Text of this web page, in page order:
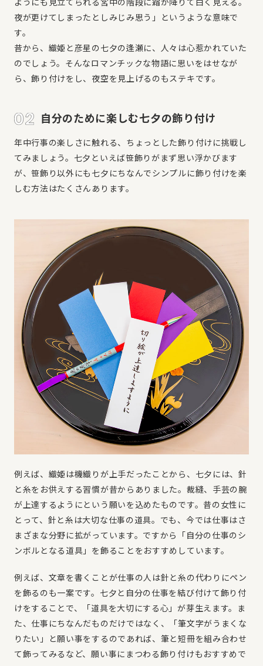
夜が更けてしまったとしみじみ思う」というような意味で
す。
昔から、織姫と彦星の七夕の逢瀬に、人々は心惹かれていた
のでしょう。そんなロマンチックな物語に思いをはせなが
ら、飾り付けをし、夜空を見上げるのもステキです。
自分のために楽しむ七夕の飾り付け
年中行事の楽しさに触れる、ちょっとした飾り付けに挑戦し
てみましょう。七夕といえば笹飾りがまず思い浮かびます
が、笹飾り以外にも七夕にちなんでシンプルに飾り付けを楽
しむ方法はたくさんあります。
例えば、織姫は機織りが上手だったことから、七夕には、針
と糸をお供えする習慣が昔からありました。裁縫、手芸の腕
が上達するようにという願いを込めたものです。昔の女性に
とって、針と糸は大切な仕事の道具。でも、今では仕事はさ
まざまな分野に拡がっています。ですから「自分の仕事のシ
ンボルとなる道具」を飾ることをおすすめしています。
例えば、文章を書くことが仕事の人は針と糸の代わりにペン
を飾るのも一案です。七夕と自分の仕事を結び付けて飾り付
けをすることで、「道具を大切にする心」が芽生えます。ま
た、仕事にちなんだものだけではなく、「筆文字がうまくな
りたい」と願い事をするのであれば、筆と短冊を組み合わせ
て飾ってみるなど、願い事にまつわる飾り付けもおすすめで